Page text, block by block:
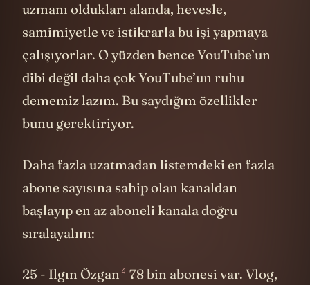
uzmanı oldukları alanda, hevesle,
samimiyetle ve istikrarla bu işi yapmaya
çalışıyorlar. O yüzden bence YouTube’un
dibi değil daha çok YouTube’un ruhu
dememiz lazım. Bu saydığım özellikler
bunu gerektiriyor.
Daha fazla uzatmadan listemdeki en fazla
abone sayısına sahip olan kanaldan
başlayıp en az aboneli kanala doğru
sıralayalım:
25 - Ilgın Özgan 4 78 bin abonesi var. Vlog,